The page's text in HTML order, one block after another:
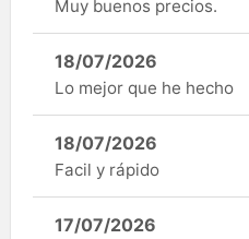
Muy buenos precios.
18/07/2026
Lo mejor que he hecho
18/07/2026
Facil y rápido
17/07/2026